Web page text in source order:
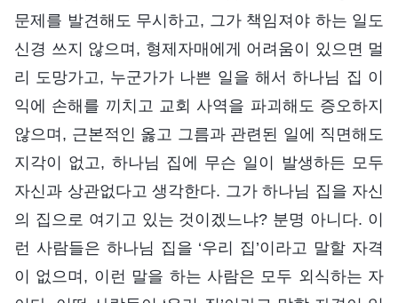
문제를 발견해도 무시하고, 그가 책임져야 하는 일도
신경 쓰지 않으며, 형제자매에게 어려움이 있으면 멀
리 도망가고, 누군가가 나쁜 일을 해서 하나님 집 이
익에 손해를 끼치고 교회 사역을 파괴해도 증오하지
않으며, 근본적인 옳고 그름과 관련된 일에 직면해도
지각이 없고, 하나님 집에 무슨 일이 발생하든 모두
자신과 상관없다고 생각한다. 그가 하나님 집을 자신
의 집으로 여기고 있는 것이겠느냐? 분명 아니다. 이
런 사람들은 하나님 집을 ‘우리 집’이라고 말할 자격
이 없으며, 이런 말을 하는 사람은 모두 외식하는 자